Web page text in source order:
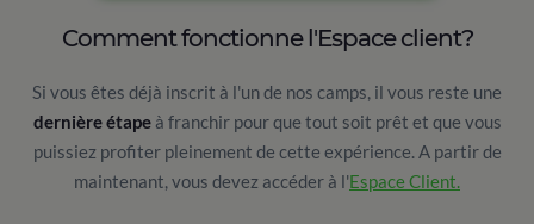
Comment fonctionne l'Espace client?
Si vous êtes déjà inscrit à l'un de nos camps, il vous reste une
dernière étapeà franchir pour que tout soit prêt et que vous
puissiez profiter pleinement de cette expérience. A partir de
maintenant, vous devez accéder à l'Espace Client.